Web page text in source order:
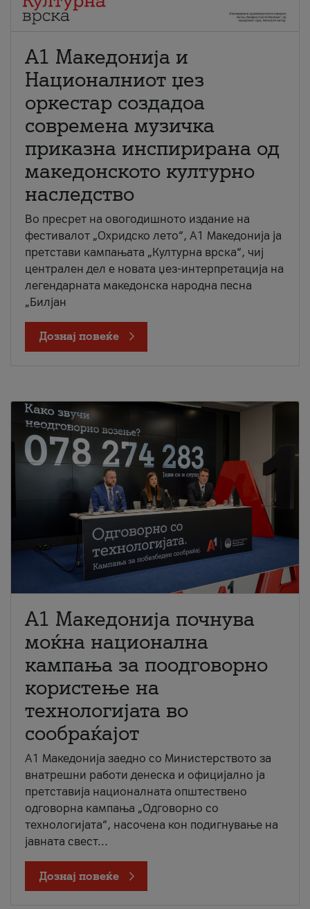
А1 Македонија и
Националниот џез
оркестар создадоа
современа музичка
приказна инспирирана од
македонското културно
наследство
Во пресрет на овогодишното издание на
фестивалот „Охридско лето“, А1 Македонија ја
претстави кампањата „Културна врска“, чиј
централен дел е новата џез-интерпретација на
легендарната македонска народна песна
„Билјан
Дознај повеќе
A1 Македонија почнува
моќна национална
кампања за поодговорно
користење на
технологијата во
сообраќајот
A1 Македонија заедно со Министерството за
внатрешни работи денеска и официјално ја
претставија националната општествено
одговорна кампања „Одговорно со
технологијата“, насочена кон подигнување на
јавната свест...
Дознај повеќе